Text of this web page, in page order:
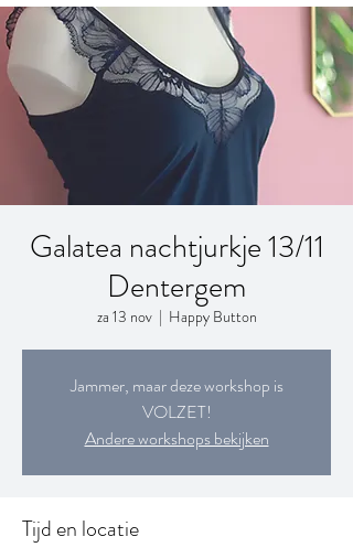
Galatea nachtjurkje 13/11
Dentergem
za 13 nov
  |
Happy Button
Jammer, maar deze workshop is
VOLZET!
Andere workshops bekijken
Tijd en locatie